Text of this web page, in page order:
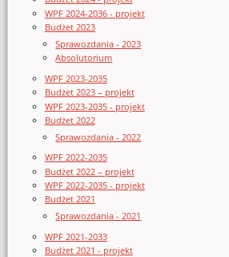
WPF 2024-2036 - projekt
Budżet 2023
Sprawozdania - 2023
Absolutorium
WPF 2023-2035
Budżet 2023 – projekt
WPF 2023-2035 - projekt
Budżet 2022
Sprawozdania - 2022
WPF 2022-2035
Budżet 2022 – projekt
WPF 2022-2035 - projekt
Budżet 2021
Sprawozdania - 2021
WPF 2021-2033
Budżet 2021 - projekt